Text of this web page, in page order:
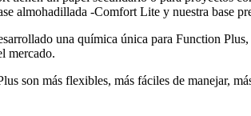
almohadillada -Comfort Lite y nuestra base
una química única para Function
mercado.
son más flexibles, más fáciles de manejar,